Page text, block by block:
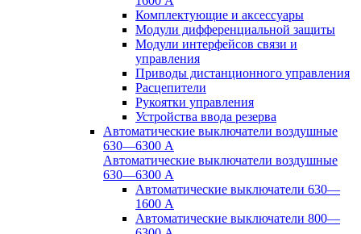
Комплектующие и аксессуары
Модули дифференциальной защиты
Модули интерфейсов связи и
управления
Приводы дистанционного управления
Расцепители
Рукоятки управления
Устройства ввода резерва
Автоматические выключатели воздушные
630—6300 А
Автоматические выключатели воздушные
630—6300 А
Автоматические выключатели 630—
1600 А
Автоматические выключатели 800—